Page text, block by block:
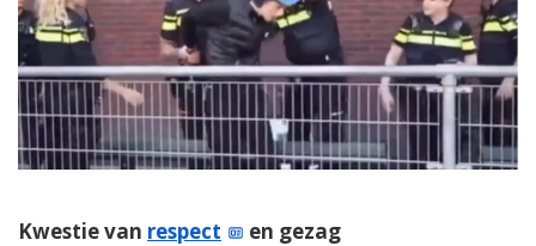
Kwestie van respect
en gezag